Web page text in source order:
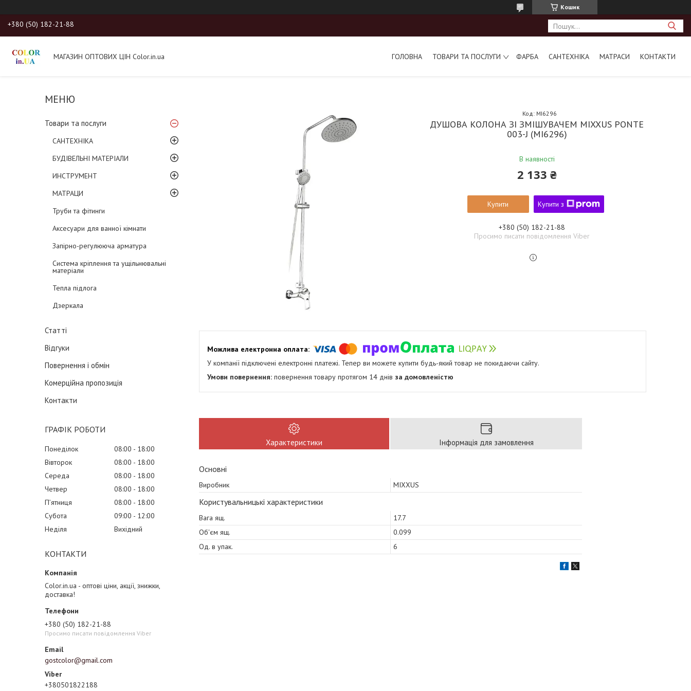
Кошик
+380 (50) 182-21-88
МАГАЗИН ОПТОВИХ ЦІН Color.in.ua ГОЛОВНА ТОВАРИ ТА ПОСЛУГИ ФАРБА САНТЕХНІКА МАТРАСИ КОНТАКТИ
Товари та послуги
САНТЕХНІКА
БУДІВЕЛЬНІ МАТЕРІАЛИ
ИНСТРУМЕНТ
МАТРАЦИ
Труби та фітинги
Аксесуари для ванної кімнати
Запірно-регулююча арматура
Система кріплення та ущільнювальні
матеріали
Тепла підлога
Дзеркала
Статті
Відгуки
Повернення і обмін
Комерційна пропозиція
Контакти
ГРАФІК РОБОТИ
Понеділок 08:00
18:00
Вівторок
08:00
18:00
Середа
08:00
18:00
Четвер
08:00
18:00
Пʼятниця
08:00
18:00
Субота
09:00
12:00
Неділя
Вихідний
КОНТАКТИ
Color.in.ua - оптові ціни, акції, знижки,
доставка!
+380 (50) 182-21-88
Просимо писати повідомлення Viber
gostcolor@gmail.com
+380501822188
ДУШОВА КОЛОНА ЗІ ЗМІШУВАЧЕМ MIXXUS PONTE
003-J (MI6296)
В наявності
Код: MI6296
2 133 ₴
Купити Купити з
+380 (50) 182-21-88
Просимо писати повідомлення Viber
У компанії підключені електронні платежі. Тепер ви можете купити будь-який товар не покидаючи сайту.
повернення товару протягом 14 днів за домовленістю
Характеристики Інформація для замовлення
Основні
Виробник MIXXUS
Користувальницькі характеристики
Вага ящ.
17.7
Об'єм ящ.
0.099
Од. в упак.
6